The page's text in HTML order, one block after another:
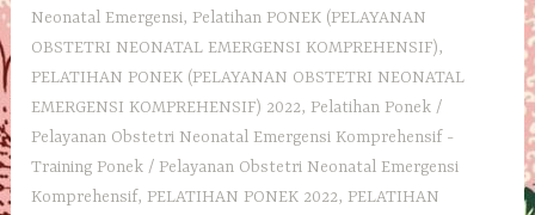
Neonatal Emergensi, Pelatihan PONEK (PELAYANAN
OBSTETRI NEONATAL EMERGENSI KOMPREHENSIF),
PELATIHAN PONEK (PELAYANAN OBSTETRI NEONATAL
EMERGENSI KOMPREHENSIF) 2022, Pelatihan Ponek /
Pelayanan Obstetri Neonatal Emergensi Komprehensif -
Training Ponek / Pelayanan Obstetri Neonatal Emergensi
Komprehensif, PELATIHAN PONEK 2022, PELATIHAN